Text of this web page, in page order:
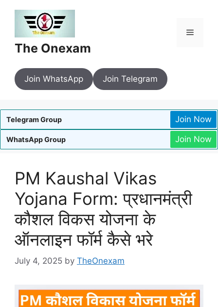
content
The Onexam
Menu
Join WhatsApp Join Telegram
Telegram Group Join Now
WhatsApp Group Join Now
PM Kaushal Vikas
Yojana Form: प्रधानमंत्री
कौशल विकस योजना के
ऑनलाइन फॉर्म कैसे भरे
July 4, 2025 by TheOnexam